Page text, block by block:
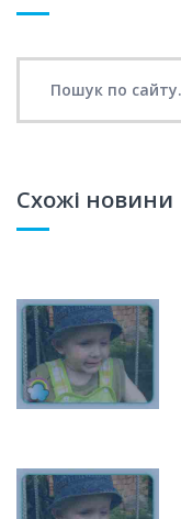
Схожі новини